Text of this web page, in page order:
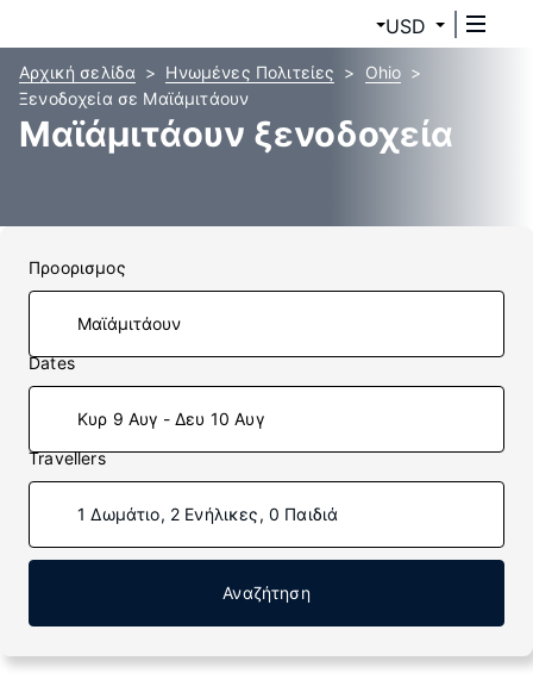
USD
Αρχική σελίδα Ηνωμένες Πολιτείες
Ohio
Ξενοδοχεία σε Μαϊάμιτάουν
Μαϊάμιτάουν ξενοδοχεία
Προορισμος
Dates
Κυρ 9 Αυγ - Δευ 10 Αυγ
Travellers
1 Δωμάτιο, 2 Ενήλικες, 0 Παιδιά
Αναζήτηση